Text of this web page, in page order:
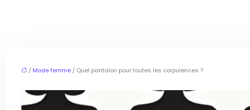
/ Mode femme / Quel pantalon pour toutes les corpulences ?